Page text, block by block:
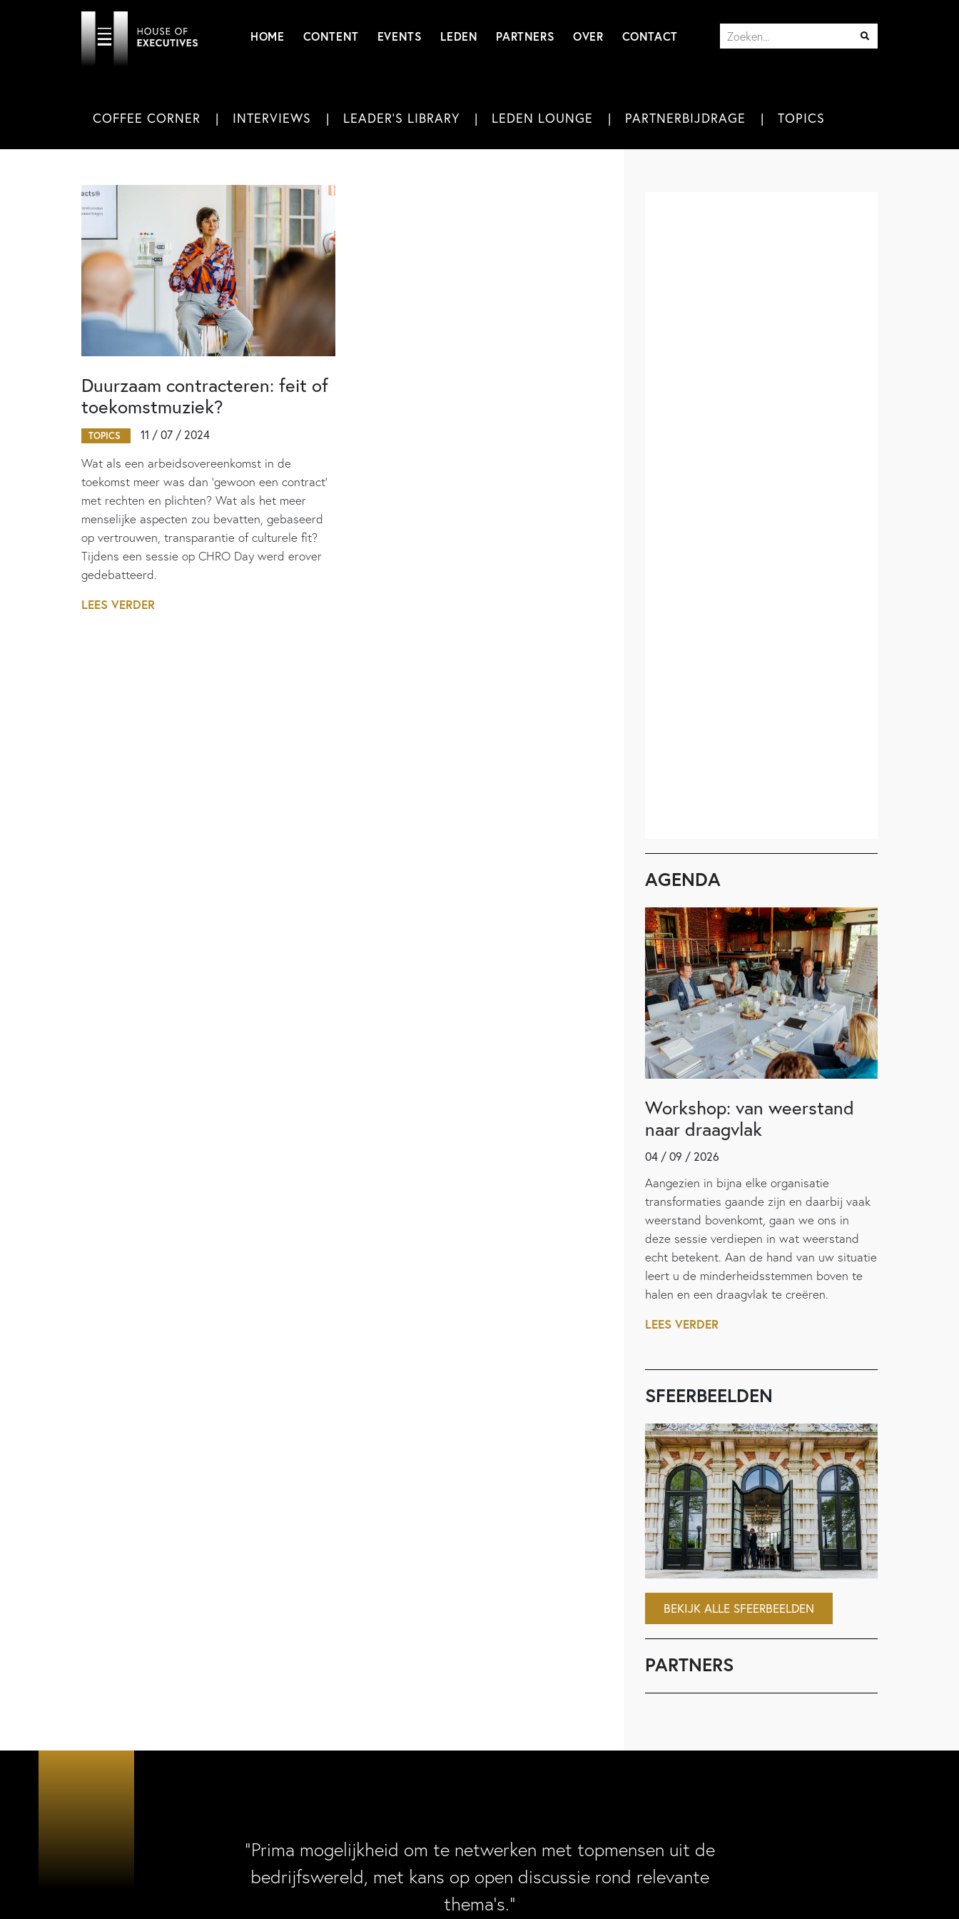
HOME CONTENT EVENTS LEDEN PARTNERS OVER CONTACT
COFFEE CORNER INTERVIEWS LEADER'S LIBRARY LEDEN LOUNGE PARTNERBIJDRAGE TOPICS
Duurzaam contracteren: feit of
toekomstmuziek?
TOPICS
11 / 07 / 2024
Wat als een arbeidsovereenkomst in de
toekomst meer was dan ‘gewoon een contract’
met rechten en plichten? Wat als het meer
menselijke aspecten zou bevatten, gebaseerd
op vertrouwen, transparantie of culturele fit?
Tijdens een sessie op CHRO Day werd erover
gedebatteerd.
LEES VERDER
AGENDA
Workshop: van weerstand
naar draagvlak
04 / 09 / 2026
Aangezien in bijna elke organisatie
transformaties gaande zijn en daarbij vaak
weerstand bovenkomt, gaan we ons in
deze sessie verdiepen in wat weerstand
echt betekent. Aan de hand van uw situatie
leert u de minderheidsstemmen boven te
halen en een draagvlak te creëren.
LEES VERDER
SFEERBEELDEN
BEKIJK ALLE SFEERBEELDEN
PARTNERS
“Prima mogelijkheid om te netwerken met topmensen uit de
bedrijfswereld, met kans op open discussie rond relevante
thema’s.”